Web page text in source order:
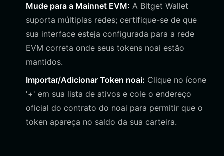
Mude para a Mainnet EVM: A Bitget Wallet
suporta múltiplas redes; certifique-se de que
sua interface esteja configurada para a rede
EVM correta onde seus tokens noai estão
mantidos.
Importar/Adicionar Token noai: Clique no ícone
'+' em sua lista de ativos e cole o endereço
oficial do contrato do noai para permitir que o
token apareça no saldo da sua carteira.